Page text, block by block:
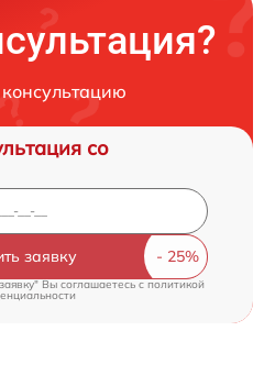
со
заявку
Вы соглашаетесь cполитикой